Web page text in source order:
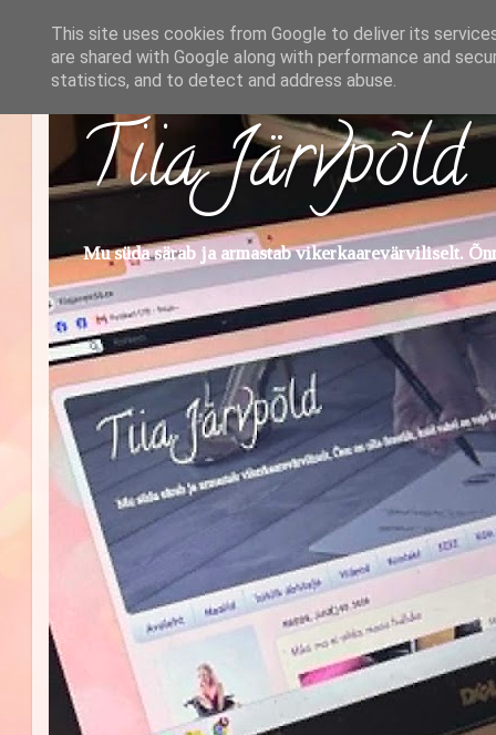
Tiia Järvpõld
Mu süda särab ja armastab vikerkaarevärviliselt.
This site uses cookies from Google to deliver its
are shared with Google along with performance and
statistics, and to detect and address abuse.